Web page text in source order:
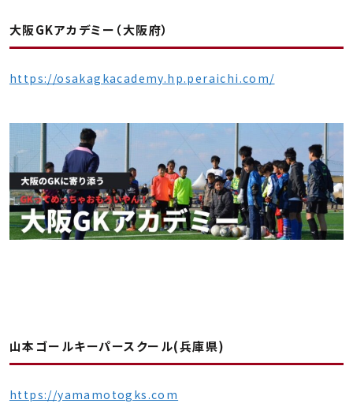
大阪GKアカデミー（大阪府）
https://osakagkacademy.hp.peraichi.com/
山本ゴールキーパースクール(兵庫県)
https://yamamotogks.com